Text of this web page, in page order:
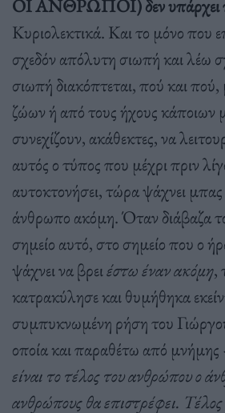
ΟΙ ΑΝΘΡΩΠΟΙ) δεν υπάρχει
Κυριολεκτικά. Και το μόνο που
σχεδόν απόλυτη σιωπή και λέω
σιωπή διακόπτεται, πού και
ζώων ή από τους ήχους κάποιων
συνεχίζουν, ακάθεκτες, να
αυτός ο τύπος που μέχρι πριν
αυτοκτονήσει, τώρα ψάχνει μπας
άνθρωπο ακόμη. Όταν διάβαζα
σημείο αυτό, στο σημείο που ο
ψάχνει να βρειέστω έναν ακόμη,
κατρακύλησε και θυμήθηκα
συμπυκνωμένη ρήση του
οποία και παραθέτω από μνήμης
είναι το τέλος του ανθρώπου ο
ανθρώπους θα επιστρέφει.